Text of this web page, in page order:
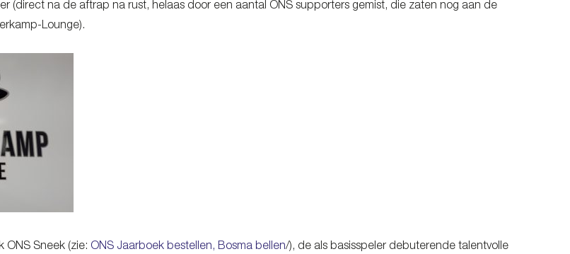
(direct na de aftrap na rust, helaas door een aantal ONS supporters gemist, die zaten nog aan de
Lounge).
ONS Sneek (zie: ONS Jaarboek bestellen, Bosma bellen/), de als basisspeler debuterende talentvolle